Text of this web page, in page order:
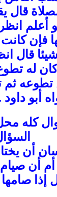
قال
أعلم
فإن
شيئا قال
له
ثم
أبو داود
كله
أن
أن صيام
إذا